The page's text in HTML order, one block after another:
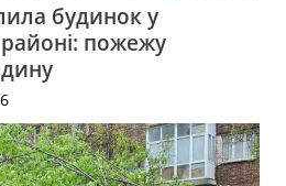
будинок у
пожежу